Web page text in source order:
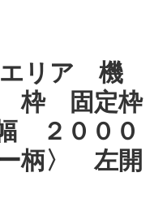
リア 機
枠 固定枠
２０００
柄〉 左開